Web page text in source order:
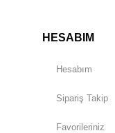
HESABIM
Hesabım
Sipariş Takip
Favorileriniz